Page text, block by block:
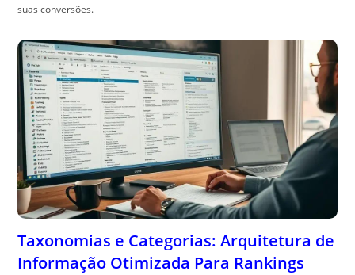
suas conversões.
Taxonomias e Categorias: Arquitetura de
Informação Otimizada Para Rankings